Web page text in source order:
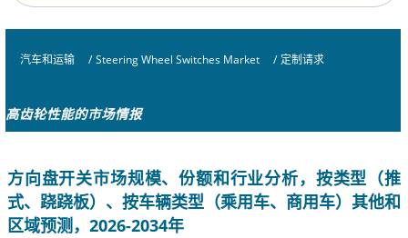
汽车和运输 / Steering Wheel Switches Market / 定制请求
高齿轮性能的市场情报
方向盘开关市场规模、份额和行业分析，按类型（推
式、跷跷板）、按车辆类型（乘用车、商用车）其他和
区域预测，2026-2034年